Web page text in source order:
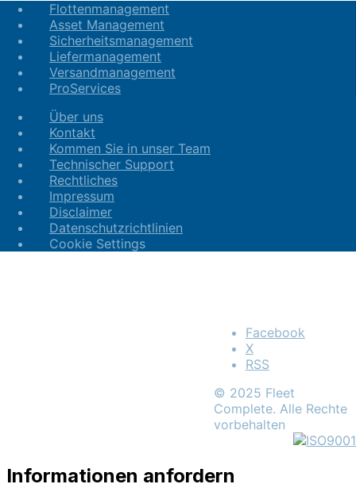
Flottenmanagement
Asset Management
Sicherheitsmanagement
Liefermanagement
Versandmanagement
ProServices
Über uns
Kontakt
Kommen Sie in unser Team
Technischer Support
Rechtliches
Impressum
Disclaimer
Datenschutzrichtlinien
Cookie Settings
Facebook
X
RSS
© 2025 Fleet
Complete. Alle Rechte
vorbehalten